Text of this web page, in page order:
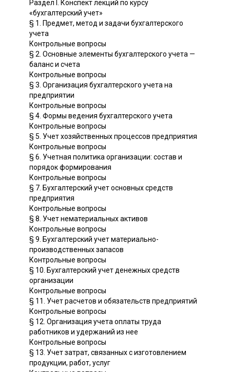
Раздел I. Конспект лекций по курсу
«бухгалтерский учет»
§ 1. Предмет, метод и задачи бухгалтерского
учета
Контрольные вопросы
§ 2. Основные элементы бухгалтерского учета —
баланс и счета
Контрольные вопросы
§ 3. Организация бухгалтерского учета на
предприятии
Контрольные вопросы
§ 4. Формы ведения бухгалтерского учета
Контрольные вопросы
§ 5. Учет хозяйственных процессов предприятия
Контрольные вопросы
§ 6. Учетная политика организации: состав и
порядок формирования
Контрольные вопросы
§ 7. Бухгалтерский учет основных средств
предприятия
Контрольные вопросы
§ 8. Учет нематериальных активов
Контрольные вопросы
§ 9. Бухгалтерский учет материально-
производственных запасов
Контрольные вопросы
§ 10. Бухгалтерский учет денежных средств
организации
Контрольные вопросы
§ 11. Учет расчетов и обязательств предприятий
Контрольные вопросы
§ 12. Организация учета оплаты труда
работников и удержаний из нее
Контрольные вопросы
§ 13. Учет затрат, связанных с изготовлением
продукции, работ, услуг